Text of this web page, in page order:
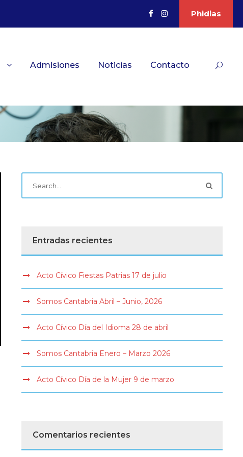
Phidias
Admisiones Noticias Contacto
Entradas recientes
Acto Cívico Fiestas Patrias 17 de julio
Somos Cantabria Abril – Junio, 2026
Acto Cívico Día del Idioma 28 de abril
Somos Cantabria Enero – Marzo 2026
Acto Cívico Día de la Mujer 9 de marzo
Comentarios recientes